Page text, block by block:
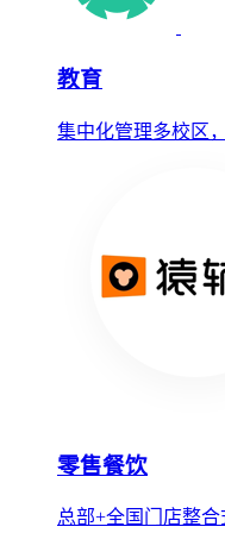
教育
集中化管理多校区
零售餐饮
总部+全国门店整